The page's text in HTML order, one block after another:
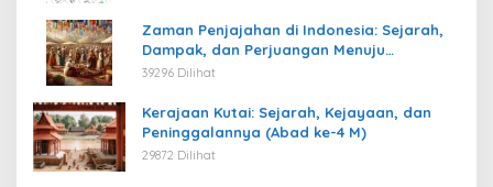
Zaman Penjajahan di Indonesia: Sejarah,
Dampak, dan Perjuangan Menuju
Kemerdekaan
39296 Dilihat
Kerajaan Kutai: Sejarah, Kejayaan, dan
Peninggalannya (Abad ke-4 M)
29872 Dilihat